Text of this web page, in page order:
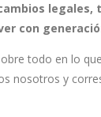
con
todo en lo
nosotros y